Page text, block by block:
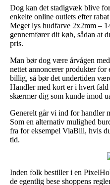
Dog kan det stadigvæk blive
enkelte online outlets efter
Meget lys hudfarve 2x2mm –
gennemfører dit køb, sådan at
pris.
Man bør dog være årvågen
nettet annoncerer produkter
billig, så bør det undertiden
Handler med kort er i hvert
skærmer dig som kunde imod
Generelt går vi ind for handler
Som en alternativ mulighed
fra for eksempel ViaBill, hvis
tid.
Inden folk bestiller i en
de egentlig bese shoppens